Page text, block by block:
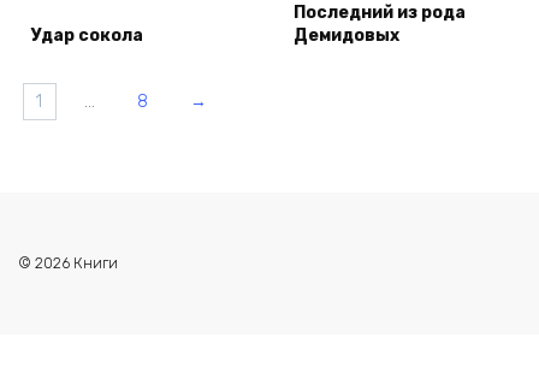
Удар сокола
Последний из рода
Демидовых
1 … 8 →
© 2026 Книги